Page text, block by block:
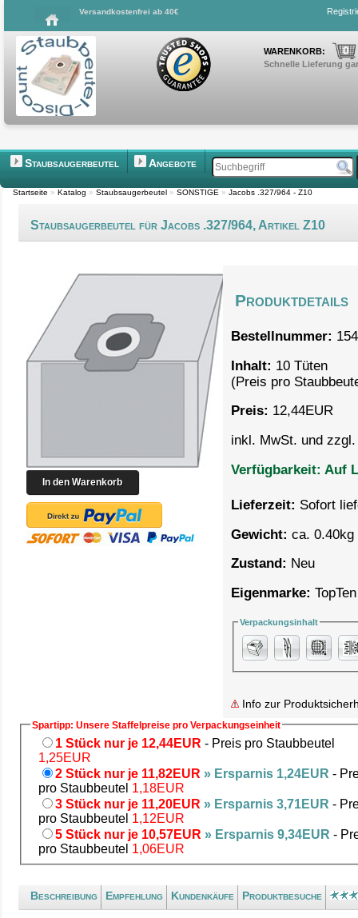
Versandkostenfrei ab 40€
WARENKORB: 0
Schnelle Lieferung
Staubsaugerbeutel Angebote
Startseite » Katalog » Staubsaugerbeutel » SONSTIGE » Jacobs .327/964 - Z10
Staubsaugerbeutel für Jacobs .327/964, Artikel Z10
Produktdetails
Bestellnummer:
Inhalt: 10 Tüten
(Preis pro
Preis: 12,44EUR
inkl. MwSt. und
Verfügbarkeit: Auf
Lieferzeit: Sofort
Gewicht: ca. 0.40kg
Zustand: Neu
Eigenmarke: TopTen
Verpackungsinhalt
Info zur
Spartipp: Unsere Staffelpreise pro Verpackungseinheit
1 Stück nur je 12,44EUR - Preis pro Staubbeutel
1,25EUR
2 Stück nur je 11,82EUR » Ersparnis 1,24EUR -
pro Staubbeutel 1,18EUR
3 Stück nur je 11,20EUR » Ersparnis 3,71EUR -
pro Staubbeutel 1,12EUR
5 Stück nur je 10,57EUR » Ersparnis 9,34EUR -
pro Staubbeutel 1,06EUR
Beschreibung Empfehlung Kundenkäufe Produktbesuche